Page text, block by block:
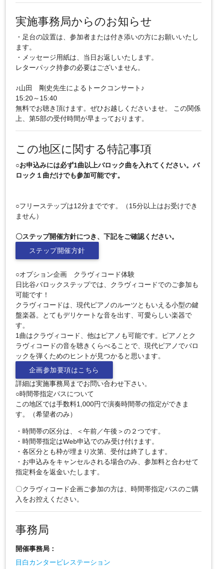
実施事務局からのお知らせ
・足台の設置は、参加者または付き添いの方にお願いいたし
ます。
・メッセージ用紙は、当日お返しいたします。
レターパック持参の必要はございません。
♪山田 剛史先生によるトークコンサート♪
15:20～15:40
無料でお聴き頂けます。ぜひお越しくださいませ。 この関係
上、第5部の受付時間が早まっております。
この地区に関する特記事項
○お申込みには必ず1曲以上バロック曲を入れてください。バ
ロック１曲だけでも参加可能です。
○フリーステップは12分までです。（15分以上はお受けでき
ません）
〇ステップ開催方針につき、下記をご確認ください。
ステップ開催方針
○オプション企画 クラヴィコード体験
日比谷バロックステップでは、クラヴィコードでのご参加も
可能です！
クラヴィコードは、現代ピアノのルーツともいえる小型の鍵
盤楽器。とてもデリケートな音を出す、可愛らしい楽器で
す。
1曲はクラヴィコード、他はピアノも可能です。ピアノとク
ラヴィコードの音を聴きくらべることで、現代ピアノでバロ
ックを弾くためのヒントが見つかると思います。
企画参加要項はこちら
詳細は実施事務局までお問い合わせ下さい。
○時間帯指定パスについて
この地区では手数料1,000円で演奏時間帯の指定ができま
す。（希望者のみ）
・時間帯の区分は、＜午前／午後＞の２つです。
・時間帯指定はWeb申込でのみ受け付けます。
・各区分とも枠が埋まり次第、受付は終了します。
・お申込みをキャンセルされる場合のみ、参加料と合わせて
指定料金を返金いたします。
〇クラヴィコード企画ご参加の方は、時間帯指定パスのご購
入をお控えください。
事務局
開催事務局：
目白カンタービレステーション